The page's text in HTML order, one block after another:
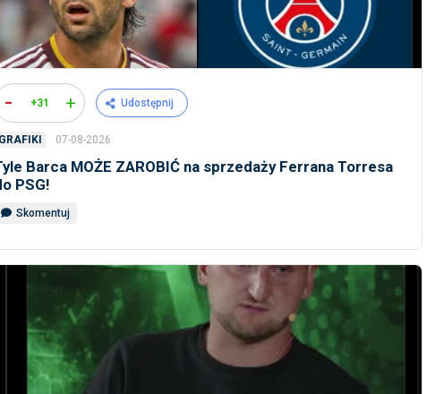
- +31 + Udostępnij
07-08-2026
Barca MOŻE ZAROBIĆ na sprzedaży Ferrana Torresa
PSG!
Skomentuj